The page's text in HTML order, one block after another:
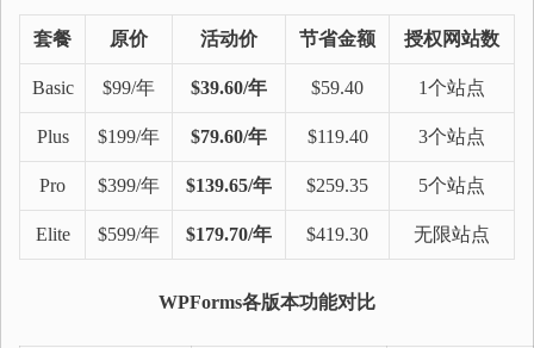
套餐 原价 活动价 节省金额 授权网站数
Basic $99/年 $39.60/年 $59.40 1个站点
Plus $199/年 $79.60/年 $119.40 3个站点
Pro $399/年 $139.65/年 $259.35 5个站点
Elite $599/年 $179.70/年 $419.30 无限站点
WPForms各版本功能对比